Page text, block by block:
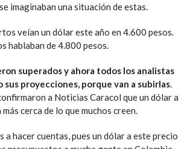
imaginaban una situación de estas.
veían un dólar este año en 4.600 pesos.
hablaban de 4.800 pesos.
superados y ahora todos los analistas
sus proyecciones, porque van a subirlas.
a Noticias Caracol que un dólar a
cerca de lo que muchos creen.
a hacer cuentas, pues un dólar a este precio